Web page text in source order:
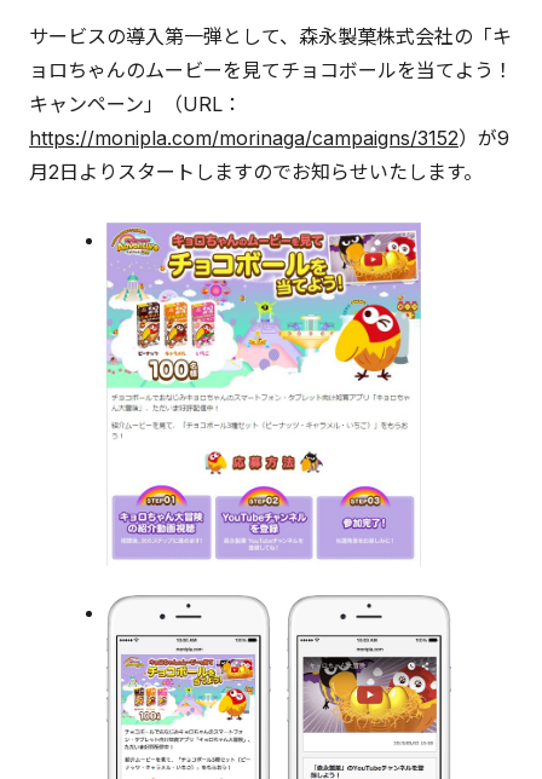
サービスの導入第一弾として、森永製菓株式会社の「キ
ョロちゃんのムービーを見てチョコボールを当てよう！
キャンペーン」（URL：
https://monipla.com/morinaga/campaigns/3152）が9
月2日よりスタートしますのでお知らせいたします。